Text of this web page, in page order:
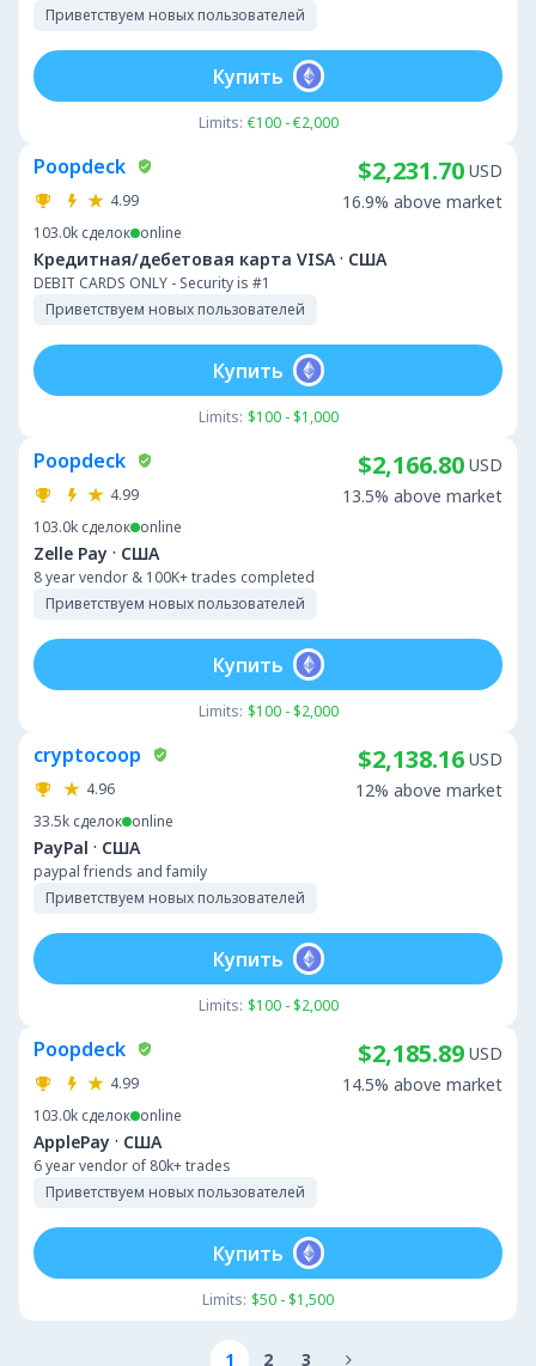
Приветствуем новых пользователей
Limits: €100 - €2,000
Купить
Poopdeck
4.99
103.0k сделок online
Кредитная/дебетовая карта VISA · США
DEBIT CARDS ONLY - Security is #1
Приветствуем новых пользователей
$2,231.70 USD
16.9% above market
Limits: $100 - $1,000
Купить
Poopdeck
4.99
103.0k сделок online
Zelle Pay · США
8 year vendor & 100K+ trades completed
Приветствуем новых пользователей
$2,166.80 USD
13.5% above market
Limits: $100 - $2,000
Купить
cryptocoop
4.96
33.5k сделок online
PayPal · США
paypal friends and family
Приветствуем новых пользователей
$2,138.16 USD
12% above market
Limits: $100 - $2,000
Купить
Poopdeck
4.99
103.0k сделок online
ApplePay · США
6 year vendor of 80k+ trades
Приветствуем новых пользователей
$2,185.89 USD
14.5% above market
Limits: $50 - $1,500
Купить
1 2 3 